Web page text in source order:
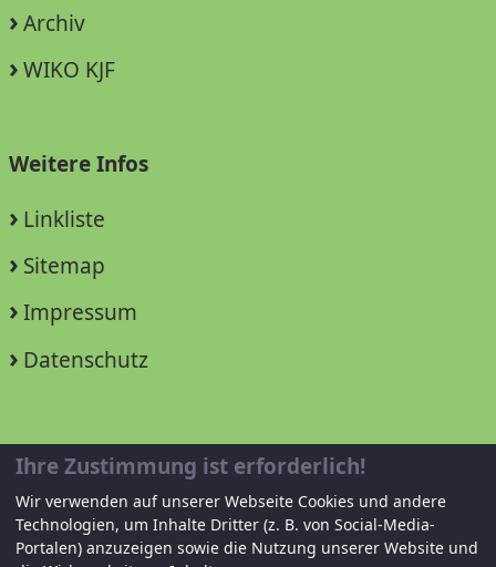
Archiv
WIKO KJF
Weitere Infos
Linkliste
Sitemap
Impressum
Datenschutz
Unterstützen Sie uns!
Mitglied werden
Spenden und helfen
Ihre Zustimmung ist erforderlich!
Wir verwenden auf unserer Webseite Cookies und andere
Technologien, um Inhalte Dritter (z. B. von Social-Media-
Portalen) anzuzeigen sowie die Nutzung unserer Website und